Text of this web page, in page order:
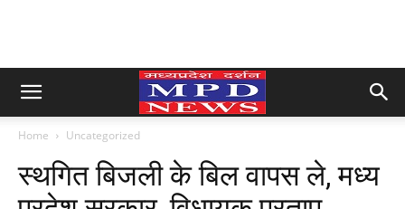
Home Uncategorized
स्थगित बिजली के बिल वापस ले, मध्य